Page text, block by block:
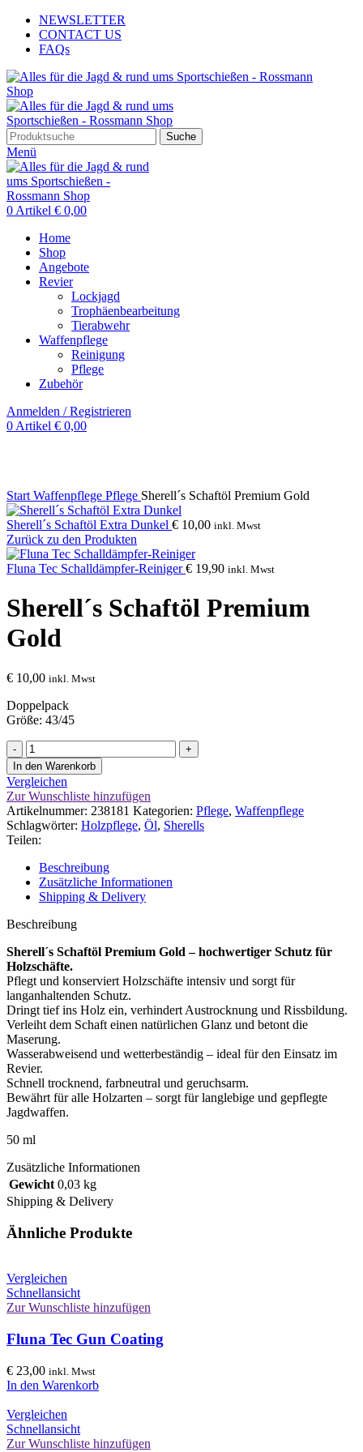
NEWSLETTER
CONTACT US
FAQs
Suche
Menü
0 Artikel € 0,00
Home
Shop
Angebote
Revier
Lockjagd
Trophäenbearbeitung
Tierabwehr
Waffenpflege
Reinigung
Pflege
Zubehör
Anmelden / Registrieren
0 Artikel € 0,00
Start Waffenpflege Pflege Sherell´s Schaftöl Premium Gold
Sherell´s Schaftöl Extra Dunkel € 10,00 inkl. Mwst
Zurück zu den Produkten
Fluna Tec Schalldämpfer-Reiniger€ 19,90 inkl. Mwst
Sherell´s Schaftöl Premium
Gold
€ 10,00 inkl. Mwst
Doppelpack
Größe: 43/45
Sherell
´s
Schaftöl
Premium
Gold
Menge
In den Warenkorb
Vergleichen
Zur Wunschliste hinzufügen
Artikelnummer: 238181 Kategorien: Pflege, Waffenpflege
Schlagwörter: Holzpflege, Öl, Sherells
Teilen:
Beschreibung
Zusätzliche Informationen
Shipping & Delivery
Beschreibung
Sherell´s Schaftöl Premium Gold – hochwertiger Schutz für
Holzschäfte.
Pflegt und konserviert Holzschäfte intensiv und sorgt für
langanhaltenden Schutz.
Dringt tief ins Holz ein, verhindert Austrocknung und Rissbildung.
Verleiht dem Schaft einen natürlichen Glanz und betont die
Maserung.
Wasserabweisend und wetterbeständig – ideal für den Einsatz im
Revier.
Schnell trocknend, farbneutral und geruchsarm.
Bewährt für alle Holzarten – sorgt für langlebige und gepflegte
Jagdwaffen.
50 ml
Zusätzliche Informationen
Gewicht 0,03 kg
Shipping & Delivery
Ähnliche Produkte
Vergleichen
Schnellansicht
Zur Wunschliste hinzufügen
Fluna Tec Gun Coating
€ 23,00 inkl. Mwst
In den Warenkorb
Vergleichen
Schnellansicht
Zur Wunschliste hinzufügen